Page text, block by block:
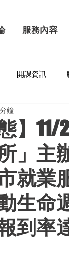
服務內容
開課資訊
】11/
」主
就業
生命
到率
鐘